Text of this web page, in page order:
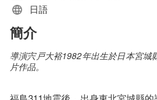
日語
簡介
導演宍戸大裕1982年出生於日本宮城
片作品。